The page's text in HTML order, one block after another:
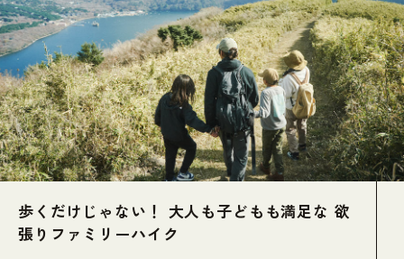
歩くだけじゃない！ 大人も子どもも満足な 欲
張りファミリーハイク